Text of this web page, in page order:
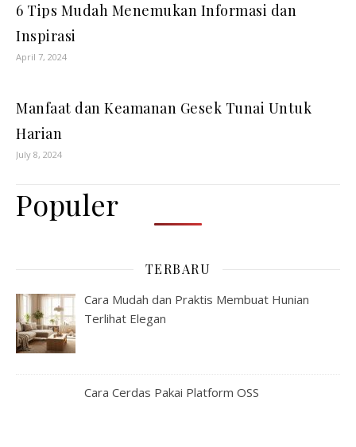
6 Tips Mudah Menemukan Informasi dan
Inspirasi
April 7, 2024
Manfaat dan Keamanan Gesek Tunai Untuk
Harian
July 8, 2024
Populer
TERBARU
Cara Mudah dan Praktis Membuat Hunian
Terlihat Elegan
Cara Cerdas Pakai Platform OSS